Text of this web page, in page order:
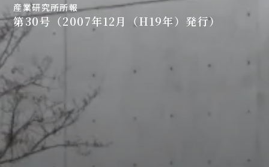
産業研究所所報
第30号（2007年12月（H19年）発行）